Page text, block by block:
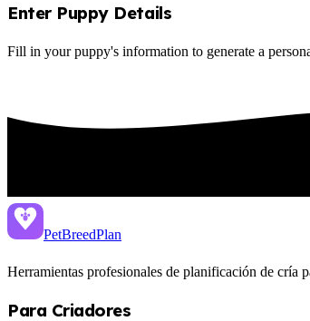
Enter Puppy Details
Fill in your puppy's information to generate a
PetBreedPlan
Herramientas profesionales de planificación de cría
Para Criadores